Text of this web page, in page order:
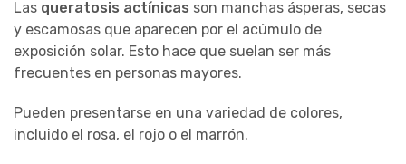
Las queratosis actínicas son manchas ásperas, secas
y escamosas que aparecen por el acúmulo de
exposición solar. Esto hace que suelan ser más
frecuentes en personas mayores.
Pueden presentarse en una variedad de colores,
incluido el rosa, el rojo o el marrón.